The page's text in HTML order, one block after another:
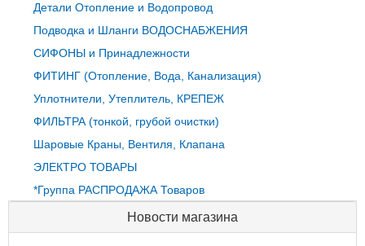
Детали Отопление и Водопровод
Подводка и Шланги ВОДОСНАБЖЕНИЯ
СИФОНЫ и Принадлежности
ФИТИНГ (Отопление, Вода, Канализация)
Уплотнители, Утеплитель, КРЕПЕЖ
ФИЛЬТРА (тонкой, грубой очистки)
Шаровые Краны, Вентиля, Клапана
ЭЛЕКТРО ТОВАРЫ
*Группа РАСПРОДАЖА Товаров
Новости магазина